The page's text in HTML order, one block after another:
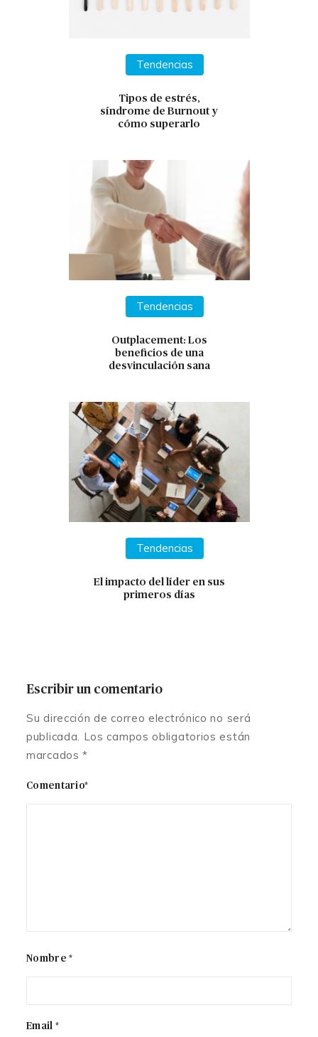
Tendencias
Tipos de estrés,
síndrome de Burnout y
cómo superarlo
Tendencias
Outplacement: Los
beneficios de una
desvinculación sana
Tendencias
El impacto del líder en sus
primeros días
Escribir un comentario
Su dirección de correo electrónico no será
publicada. Los campos obligatorios están
marcados *
Comentario*
Nombre *
Email *